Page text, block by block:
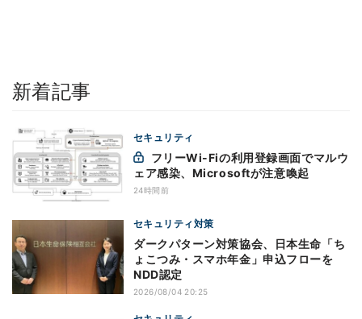
新着記事
セキュリティ
ェア感染、Microsoftが注意喚起
24時間前
セキュリティ対策
ダークパターン対策協会、日本生命「ち
ょこつみ・スマホ年金」申込フローを
NDD認定
2026/08/04 20:25